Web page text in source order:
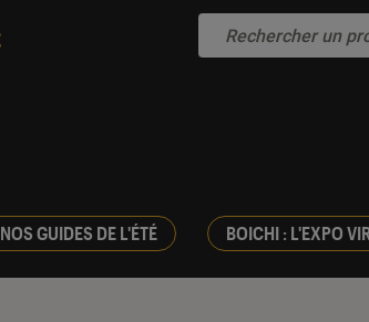
NOS GUIDES DE L'ÉTÉ BOICHI : L'EXPO